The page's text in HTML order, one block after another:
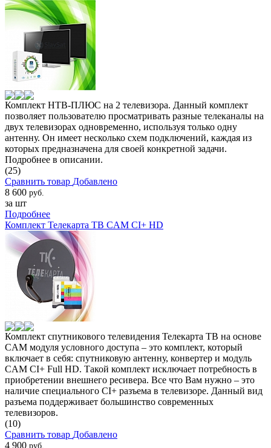
Комплект НТВ-ПЛЮС на 2 телевизора. Данный комплект
позволяет пользователю просматривать разные телеканалы на
двух телевизорах одновременно, используя только одну
антенну. Он имеет несколько схем подключений, каждая из
которых предназначена для своей конкретной задачи.
Подробнее в описании.
(25)
Сравнить товар Добавлено
8 600 руб.
за шт
Подробнее
Комплект Телекарта ТВ CAM CI+ HD
Комплект спутникового телевидения Телекарта ТВ на основе
CAM модуля условного доступа – это комплект, который
включает в себя: спутниковую антенну, конвертер и модуль
CAM CI+ Full HD. Такой комплект исключает потребность в
приобретении внешнего ресивера. Все что Вам нужно – это
наличие специального CI+ разъема в телевизоре. Данный вид
разъема поддерживает большинство современных
телевизоров.
(10)
Сравнить товар Добавлено
4 900 руб.